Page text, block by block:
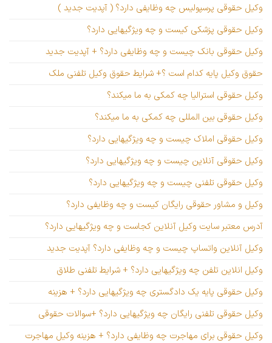
وکیل حقوقی پرسپولیس چه وظایفی دارد؟ ( آپدیت جدید )
وکیل حقوقی پزشکی کیست و چه ویژگیهایی دارد؟
وکیل حقوقی بانک چیست و چه وظایفی دارد؟ + آپدیت جدید
حقوق وکیل پایه کدام است ؟+ شرایط حقوق وکیل تلفنی ملک
وکیل حقوقی استرالیا چه کمکی به ما میکند؟
وکیل حقوقی بین المللی چه کمکی به ما میکند؟
وکیل حقوقی املاک چیست و چه ویژگیهایی دارد؟
وکیل حقوقی آنلاین چیست و چه ویژگیهایی دارد؟
وکیل حقوقی تلفنی چیست و چه ویژگیهایی دارد؟
وکیل و مشاور حقوقی رایگان کیست و چه وظایفی دارد؟
آدرس معتبر سایت وکیل آنلاین کجاست و چه ویژگیهایی دارد؟
وکیل آنلاین واتساپ چیست و چه وظایفی دارد؟ آپدیت جدید
وکیل انلاین تلفن چه ویژگیهایی دارد؟ + شرایط تلفنی طلاق
وکیل حقوقی پایه یک دادگستری چه ویژگیهایی دارد؟ + هزینه
وکیل حقوقی تلفنی رایگان چه ویژگیهایی دارد؟ +سوالات حقوقی
وکیل حقوقی برای مهاجرت چه وظایفی دارد؟ + هزینه وکیل مهاجرت